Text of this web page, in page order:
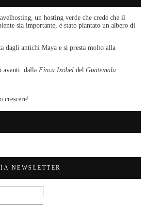
un hosting verde che crede che il
sia importante, è stato piantato un albero di
dagli antichi Maya e si presta molto alla
avanti dalla Finca Ixobel del Guatemala.
crescere!
NEWSLETTER